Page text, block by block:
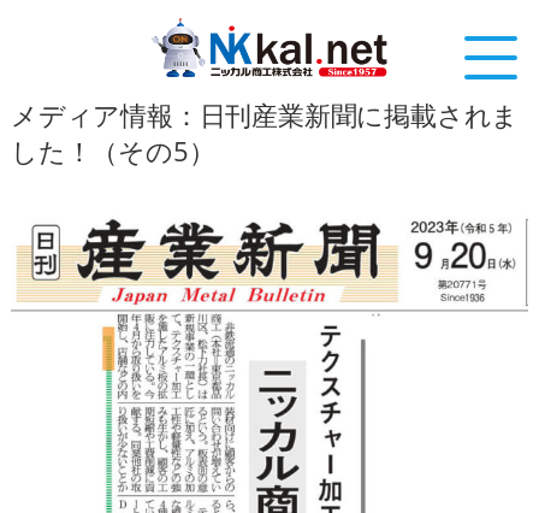
メディア情報：日刊産業新聞に掲載されま
した！（その5）